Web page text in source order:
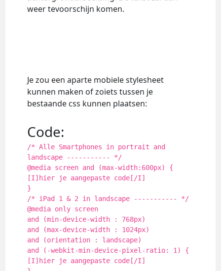
weer tevoorschijn komen.
Je zou een aparte mobiele stylesheet
kunnen maken of zoiets tussen je
bestaande css kunnen plaatsen:
Code:
/* Alle Smartphones in portrait and
landscape ----------- */
@media screen and (max-width:600px) {
[I]hier je aangepaste code[/I]
}
/* iPad 1 & 2 in landscape ----------- */
@media only screen
and (min-device-width : 768px)
and (max-device-width : 1024px)
and (orientation : landscape)
and (-webkit-min-device-pixel-ratio: 1) {
[I]hier je aangepaste code[/I]